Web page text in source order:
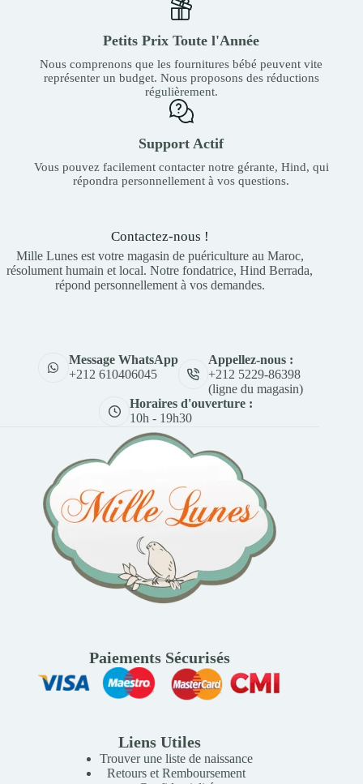
Petits Prix Toute l'Année
Nous comprenons que les fournitures bébé peuvent vite
représenter un budget. Nous proposons des réductions
régulièrement.
Support Actif
Vous pouvez facilement contacter notre gérante, Hind, qui
répondra personnellement à vos questions.
Contactez-nous !
Mille Lunes est votre magasin de puériculture au Maroc,
résolument humain et local. Notre fondatrice, Hind Berrada,
répond personnellement à vos demandes.
Message WhatsApp
+212 610406045
Appellez-nous :
+212 5229-86398
(ligne du magasin)
Horaires d'ouverture :
10h - 19h30
Paiements Sécurisés
Liens Utiles
Trouver une liste de naissance
Retours et Remboursement